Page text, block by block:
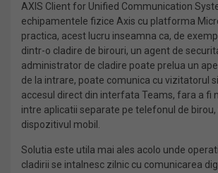
AXIS Client for Unified Communication
echipamentele fizice Axis cu platforma
practica, acest lucru inseamna ca, de
dintr-o cladire de birouri, un agent de
administrator de cladire poate prelua un
de la intrare, poate comunica cu vizitatorul
accesul direct din interfata Teams, fara a fi
intre aplicatii separate pe telefonul de
dispozitivul mobil.
Solutia este utila mai ales acolo unde
cladirii se intalnesc zilnic cu comunicarea